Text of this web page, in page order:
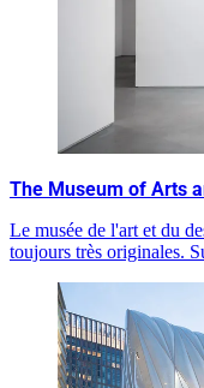
The Museum of Arts
Le musée de l'art et du
toujours très originales.